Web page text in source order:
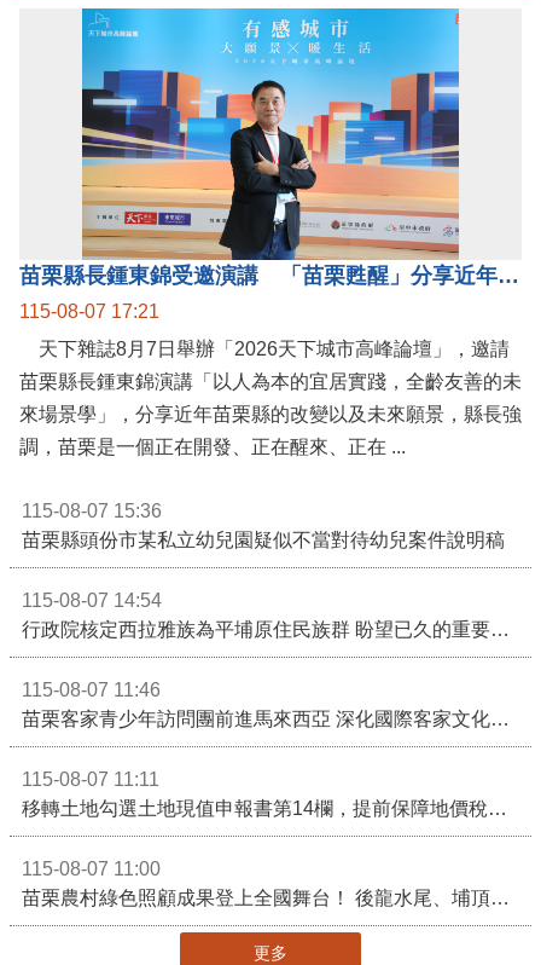
苗栗縣長鍾東錦受邀演講 「苗栗甦醒」分享近年轉變
115-08-07 17:21
天下雜誌8月7日舉辦「2026天下城市高峰論壇」，邀請
苗栗縣長鍾東錦演講「以人為本的宜居實踐，全齡友善的未
來場景學」，分享近年苗栗縣的改變以及未來願景，縣長強
調，苗栗是一個正在開發、正在醒來、正在 ...
115-08-07 15:36
苗栗縣頭份市某私立幼兒園疑似不當對待幼兒案件說明稿
115-08-07 14:54
行政院核定西拉雅族為平埔原住民族群 盼望已久的重要時刻到來！8月13日起受理民族成員名冊登記
115-08-07 11:46
苗栗客家青少年訪問團前進馬來西亞 深化國際客家文化交流
115-08-07 11:11
移轉土地勾選土地現值申報書第14欄，提前保障地價稅節稅權益
115-08-07 11:00
苗栗農村綠色照顧成果登上全國舞台！ 後龍水尾、埔頂社區前進2026高齡健康產業博覽會
更多